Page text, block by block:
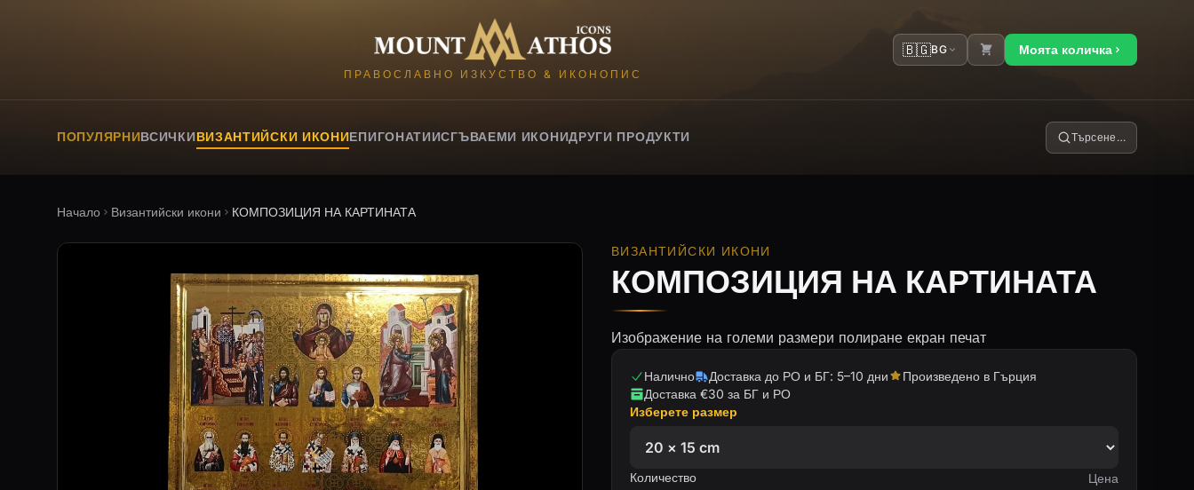
Mount Athos Icons
ПРАВОСЛАВНО ИЗКУСТВО & ИКОНОПИС
🇧🇬BG Моята количка
ПОПУЛЯРНИВСИЧКИВИЗАНТИЙСКИ ИКОНИЕПИГОНАТИИСГЪВАЕМИ ИКОНИДРУГИ ПРОДУКТИ Търсене…
Начало Византийски икони КОМПОЗИЦИЯ НА КАРТИНАТА
ВИЗАНТИЙСКИ ИКОНИ
КОМПОЗИЦИЯ НА КАРТИНАТА
Изображение на големи размери полиране екран печат
Налично Доставка до РО и БГ: 5–10 дни
Произведено в Гърция
Доставка €30 за БГ и РО
Изберете размер
Количество Цена